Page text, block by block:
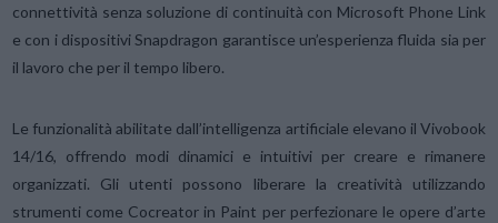
connettività senza soluzione di continuità con Microsoft Phone Link
e con i dispositivi Snapdragon garantisce un’esperienza fluida sia per
il lavoro che per il tempo libero.
Le funzionalità abilitate dall’intelligenza artificiale elevano il Vivobook
14/16, offrendo modi dinamici e intuitivi per creare e rimanere
organizzati. Gli utenti possono liberare la creatività utilizzando
strumenti come Cocreator in Paint per perfezionare le opere d’arte